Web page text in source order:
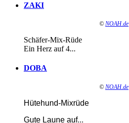
ZAKI
© NOAH.de
Schäfer-Mix-Rüde
Ein Herz auf 4...
DOBA
© NOAH.de
Hütehund-Mixrüde
Gute Laune auf...